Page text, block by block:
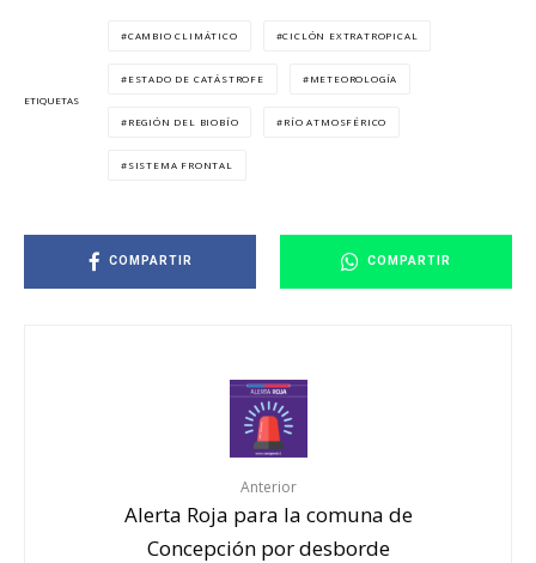
ETIQUETAS
CAMBIO CLIMÁTICO CICLÓN EXTRATROPICAL
ESTADO DE CATÁSTROFE METEOROLOGÍA
REGIÓN DEL BIOBÍO RÍO ATMOSFÉRICO
SISTEMA FRONTAL
COMPARTIR COMPARTIR
Anterior
Alerta Roja para la comuna de
Concepción por desborde